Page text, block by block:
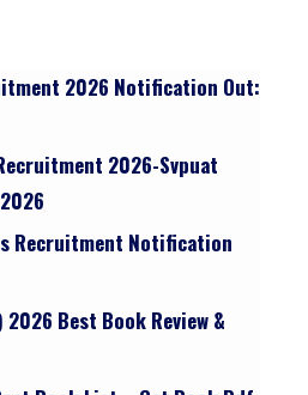
2026 Notification Out:
2026-Svpuat
Recruitment Notification
2026 Best Book Review &